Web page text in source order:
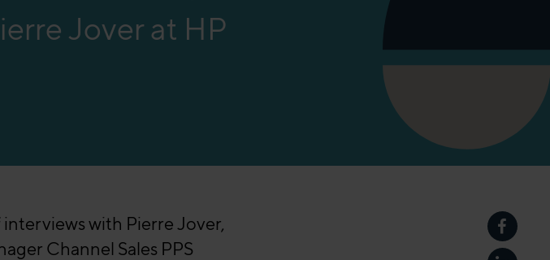
Jover at HP
在
interviews with Pierre Jover,
Channel Sales PPS